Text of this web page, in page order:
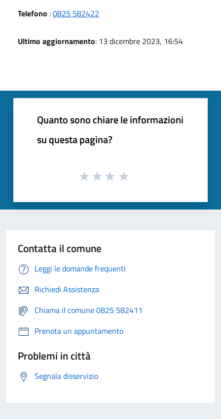
Telefono :0825 582422
Ultimo aggiornamento: 13 dicembre 2023, 16:54
Quanto sono chiare le informazioni
su questa pagina?
Contatta il comune
Leggi le domande frequenti
Richiedi Assistenza
Chiama il comune 0825 582411
Prenota un appuntamento
Problemi in città
Segnala disservizio